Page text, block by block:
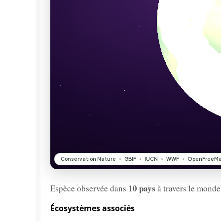
Espèce observée dans 10 pays à travers le
Écosystèmes associés